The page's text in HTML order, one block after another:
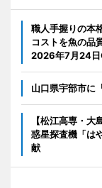
職人手握りの本
コストを魚の品
2026年7月24日
山口県宇部市に
【松江高専・
惑星探査機「は
献